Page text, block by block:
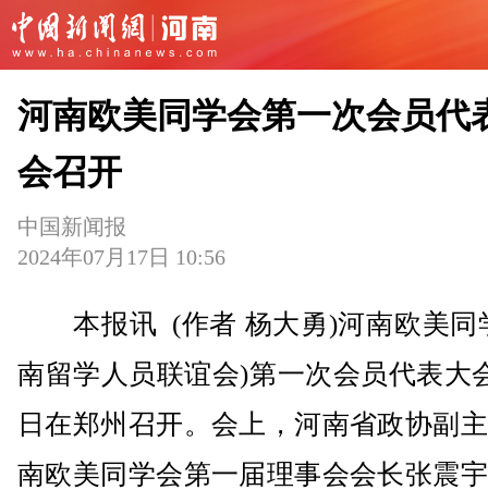
河南欧美同学会第一次会员代
会召开
中国新闻报
2024年07月17日 10:56
本报讯 (作者 杨大勇)河南欧美同
南留学人员联谊会)第一次会员代表大
日在郑州召开。会上，河南省政协副
南欧美同学会第一届理事会会长张震